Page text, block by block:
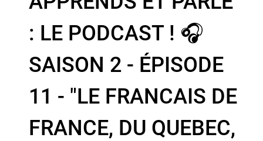
: LE PODCAST ! 🎧
SAISON 2 - ÉPISODE
11 - "LE FRANCAIS DE
FRANCE, DU QUEBEC,